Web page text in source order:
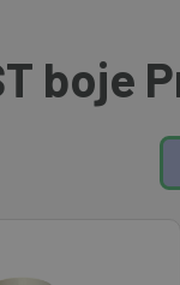
boje